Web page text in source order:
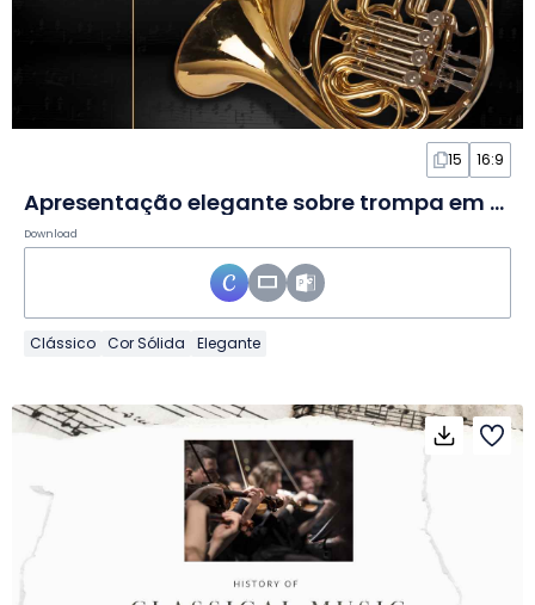
15 16:9
Apresentação elegante sobre trompa em slides
Download
Clássico Cor Sólida Elegante